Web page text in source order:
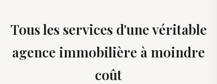
Tous les services d'une véritable
agence immobilière à moindre
coût